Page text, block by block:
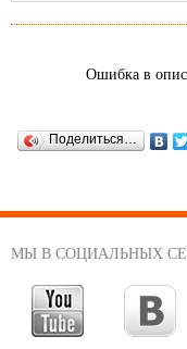
Ошибка в
Поделиться…
МЫ В СОЦИАЛЬНЫХ